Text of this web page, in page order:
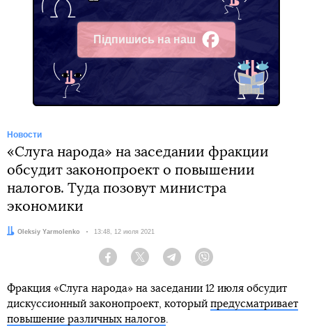
Підпишись на наш
Facebook
Новости
«Слуга народа» на заседании фракции
обсудит законопроект о повышении
налогов. Туда позовут министра
экономики
Автор:
Oleksiy Yarmolenko Дата:
13:48, 12 июля 2021
Facebook Twitter Telegram
Фракция «Слуга народа» на заседании 12 июля обсудит
дискуссионный законопроект, который предусматривает
повышение различных налогов.